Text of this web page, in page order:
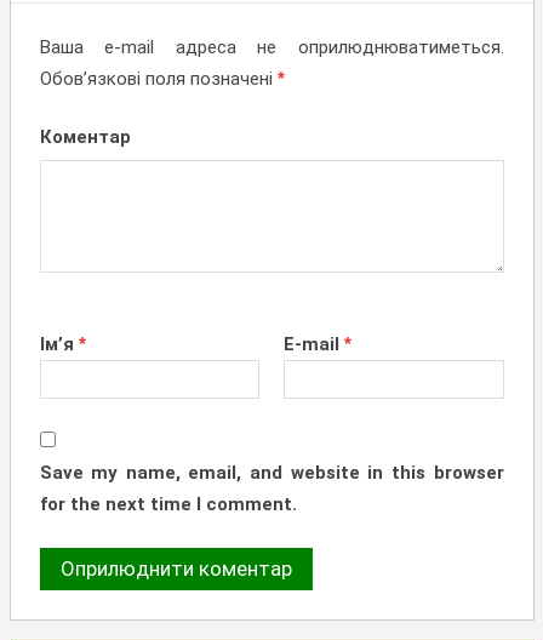
Ваша e-mail адреса не оприлюднюватиметься.
Обов’язкові поля позначені *
Коментар
Ім’я * E-mail *
Save my name, email, and website in this browser
for the next time I comment.